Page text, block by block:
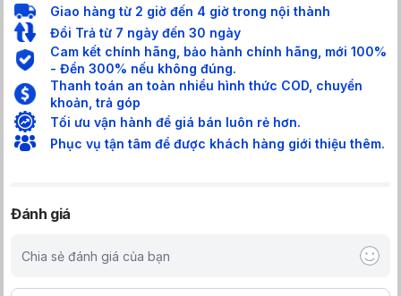
Dàn nóng có lớp phủ chống
ăn mòn
Chức năng tự chẩn đoán lỗi
Chức năng khóa an toàn cho
trẻ em
Làm lạnh nhanh trong tích tắc
khi mới bật máy
Giao hàng từ 2 giờ đến 4 giờ trong nội thành
Đổi Trả từ 7 ngày đến 30 ngày
Cam kết chính hãng, bảo hành chính hãng, mới 100%
- Đền 300% nếu không đúng.
Thanh toán an toàn nhiều hình thức COD, chuyển
khoản, trả góp
Tối ưu vận hành để giá bán luôn rẻ hơn.
Phục vụ tận tâm để được khách hàng giới thiệu thêm.
Đánh giá
Chia sẻ đánh giá của bạn